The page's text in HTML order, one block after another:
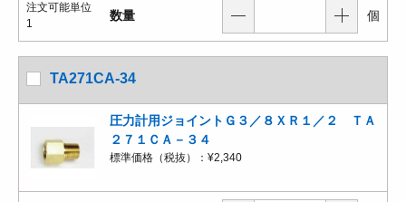
注文可能単位
1
数量 個
TA271CA-34
圧力計用ジョイントＧ３／８ＸＲ１／２ ＴＡ
２７１ＣＡ－３４
標準価格（税抜）： ¥2,340